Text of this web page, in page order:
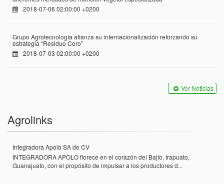
2018-07-06 02:00:00 +0200
Grupo Agrotecnología afianza su internacionalización reforzando su
estrategia “Residuo Cero”
2018-07-03 02:00:00 +0200
Ver Noticias
Agrolinks
Integradora Apolo SA de CV
INTEGRADORA APOLO florece en el corazón del Bajío, Irapuato,
Guanajuato, con el propósito de impulsar a los productores d...